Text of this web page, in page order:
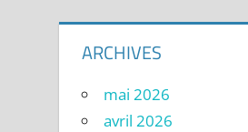
ARCHIVES
mai 2026
avril 2026